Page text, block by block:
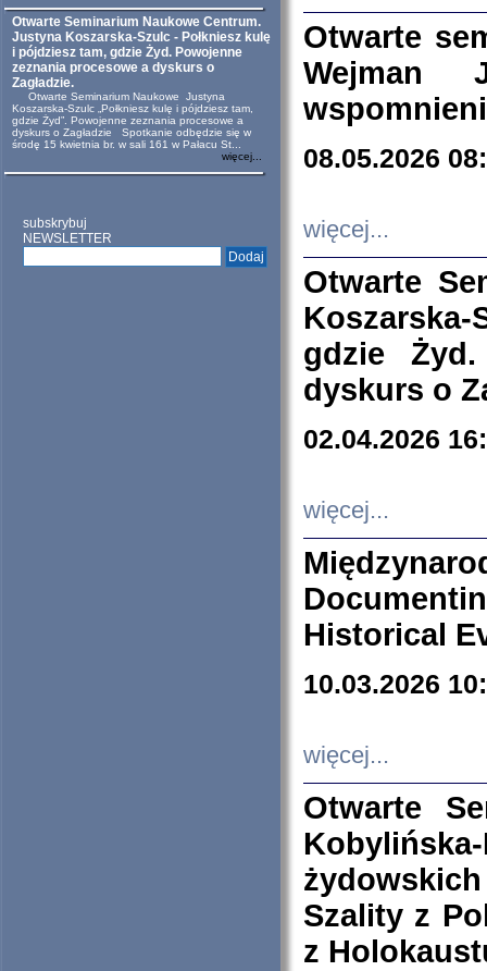
Otwarte Seminarium Naukowe Centrum.
Justyna Koszarska-Szulc - Połkniesz kulę
i pójdziesz tam, gdzie Żyd. Powojenne
zeznania procesowe a dyskurs o
Zagładzie.
Otwarte Seminarium Naukowe Justyna
Koszarska-Szulc „Połkniesz kulę i pójdziesz tam,
gdzie Żyd”. Powojenne zeznania procesowe a
dyskurs o Zagładzie Spotkanie odbędzie się w
środę 15 kwietnia br. w sali 161 w Pałacu St...
więcej...
subskrybuj
NEWSLETTER
Otwarte
Wejman
08.05.2026
więcej...
Otwarte
Koszarska-
gdzie
dyskurs o
02.04.2026
więcej...
Historical
10.03.2026
więcej...
Otwarte
Szality z
z